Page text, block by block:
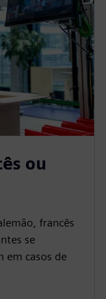
ou
francês
se
em casos de